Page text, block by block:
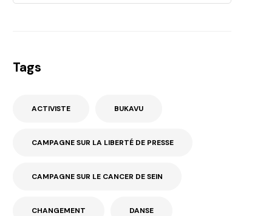
Tags
ACTIVISTE BUKAVU
CAMPAGNE SUR LA LIBERTÉ DE PRESSE
CAMPAGNE SUR LE CANCER DE SEIN
CHANGEMENT DANSE